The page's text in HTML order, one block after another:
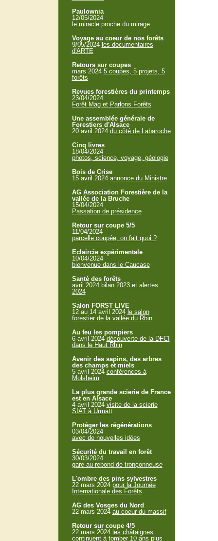
Paulownia
12/05/2024
le miracle proche du mirage
Voyage au coeur de nos forêts
9/05/2024 les documentaires
d'ARTE
Retours sur coupes
mars 2024 5 coupes, 5 projets, 5
forêts
Revues forestières du printemps
23/04/2024
Forêt Mag et Parlons Forêts
Une assemblée générale de
Forestiers d'Alsace
20 avril 2024 du côté de Labaroche
Cinq livres
18/04/2024
photos, science, voyage, géologie
Bois de Crise
15 avril 2024 annonce du Ministre
AG Association Forestière de la
vallée de la Bruche
15/04/2024
Passation de présidence
Retour sur coupe 5/5
11/04/2024
parcelle coupée, on fait quoi ?
Eclaircie expérimentale
10/04/2024
bienvenue dans le Caucase
Santé des forêts
avril 2024 bilan 2023 et alertes
2024
Salon FORST LIVE
12 au 14 avril 2024 le salon
forestier de la vallée du Rhin
Au feu les pompiers
6 avril 2024 découverte de la DFCI
dans le Haut Rhin
Avenir des sapins, des arbres
des champs et miels
5 avril 2024 conférences à
Molsheim
La plus grande scierie de France
est en Alsace
4 avril 2024 visite de la scierie
SIAT à Urmatt
Protéger les régénérations
03/04/2024
avec de nouvelles idées
Sécurité du travail en forêt
30/03/2024
gare au rebond de tronçonneuse
L'ombre des pins sylvestres
22 mars 2024 pour la Journée
Internationale des Forêts
AG des Vosges du Nord
22 mars 2024 au coeur du massif
Retour sur coupe 4/5
22 mars 2024 les châtaignes
continuent à tomber 10 ans plus